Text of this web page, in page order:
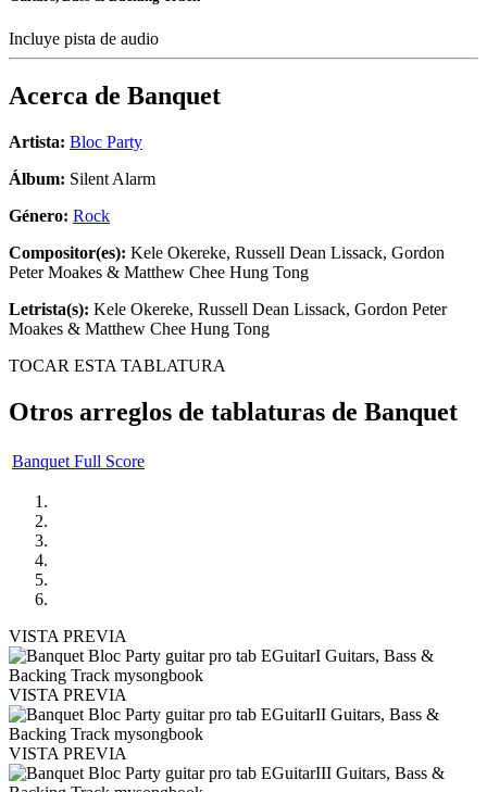
Incluye pista de audio
Acerca de Banquet
Artista: Bloc Party
Álbum: Silent Alarm
Género: Rock
Compositor(es): Kele Okereke, Russell Dean Lissack, Gordon
Peter Moakes & Matthew Chee Hung Tong
Letrista(s): Kele Okereke, Russell Dean Lissack, Gordon Peter
Moakes & Matthew Chee Hung Tong
TOCAR ESTA TABLATURA
Otros arreglos de tablaturas de Banquet
Banquet Full Score
VISTA PREVIA
VISTA PREVIA
VISTA PREVIA